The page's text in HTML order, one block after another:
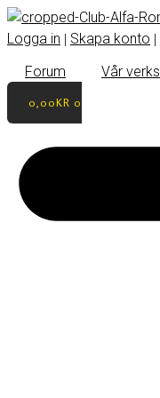
Logga in | Skapa konto |
Forum
Vår
0,00KR 0